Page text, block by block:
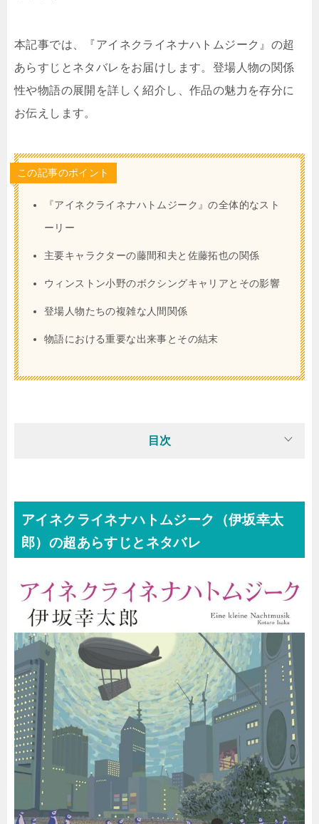
本記事では、『アイネクライネナハトムジーク』の超
あらすじとネタバレをお届けします。登場人物の関係
性や物語の展開を詳しく紹介し、作品の魅力を存分に
お伝えします。
この記事のポイント
『アイネクライネナハトムジーク』の全体的なスト
ーリー
主要キャラクターの藤間和夫と佐藤拓也の関係
ウィンストン小野のボクシングキャリアとその影響
登場人物たちの複雑な人間関係
物語における重要な出来事とその結末
目次
アイネクライネナハトムジーク（伊坂幸太
郎）の超あらすじとネタバレ